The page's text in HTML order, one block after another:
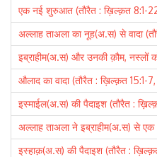
एक नई शुरुआत (तौरैत : ख़िल्क़त 8:1-
अल्लाह ताअला का नूह(अ.स) से वादा
इब्राहीम(अ.स) और उनकी क़ौम, नस्लों
औलाद का वादा (तौरैत : ख़िल्क़त 15:1-7,
इस्माईल(अ.स) की पैदाइश (तौरैत :
अल्लाह ताअला ने इब्राहीम(अ.स) से एक
इस्हाक़(अ.स) की पैदाइश (तौरैत :